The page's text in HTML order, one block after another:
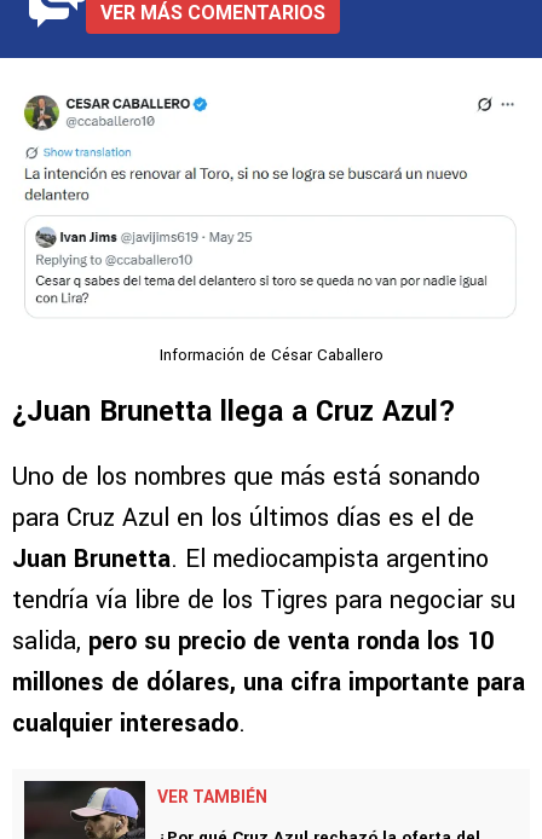
VER MÁS COMENTARIOS
Información de César Caballero
¿Juan Brunetta llega a Cruz Azul?
Uno de los nombres que más está sonando
para Cruz Azul en los últimos días es el de
Juan Brunetta. El mediocampista argentino
tendría vía libre de los Tigres para negociar su
salida, pero su precio de venta ronda los 10
millones de dólares, una cifra importante para
cualquier interesado.
VER TAMBIÉN